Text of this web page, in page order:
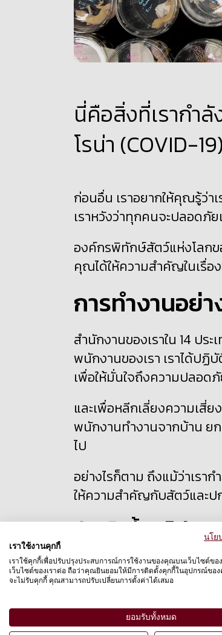
นี่คือสิ่งที่เรากำลั
โรน่า (COVID-19)
ก่อนอื่น เราอยากให้คุณรู้ว่
เราหวังว่าทุกคนจะปลอดภัย
องค์กรพิทักษ์สัตว์แห่งโลก
คุณได้ให้ความสำคัญในเรื่อ
การทำงานอย่
สำนักงานของเราใน 14 ประ
พนักงานของเรา เราได้ป
เพื่อให้มั่นใจถึงความปลอ
และเพื่อหลีกเลี่ยงความเสี่
พนักงานทำงานจากบ้าน ย
ไป
อย่างไรก็ตาม ถึงแม้ว่าเร
ให้ความสำคัญกับสัตว์และ
สัตว์เลี้ยงไม่ติด
ขณะนี้ยังไม่มีหลักฐานที่แสด
เราแนะนำให้คุณรวมสัตว์
พวกเขาอย่างเพียงพอ เพื่อ
นโย
เราใช้งานคุกกี้
เราใช้คุกกี้เพื่อปรับปรุงประสบการณ์การใช้งานของคุณบนเว็บไซต์ขอ
เว็บไซต์ของเราต่อ ถือว่าคุณยินยอมให้มีการติดตั้งคุกกี้ในอุปกรณ์ขอ
จะไม่รับคุกกี้ คุณสามารถปรับเปลี่ยนการตั้งค่าได้เสมอ
ยอมรับทั้งหมด